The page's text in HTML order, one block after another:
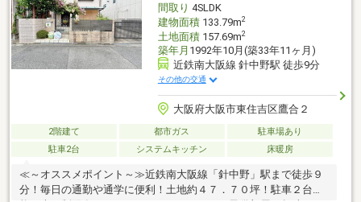
間取り 4SLDK
建物面積133.79m2
土地面積157.69m2
築年月 1992年10月(築33年11ヶ月)
近鉄南大阪線 針中野駅 徒歩9分
その他の交通
大阪府大阪市東住吉区鷹合２
2階建て 都市ガス
駐車場あり
駐車2台
システムキッチン 床暖房
≪～オススメポイント～≫近鉄南大阪線「針中野」駅まで徒歩９
分！毎日の通勤や通学に便利！土地約４７．７０坪！駐車２台可